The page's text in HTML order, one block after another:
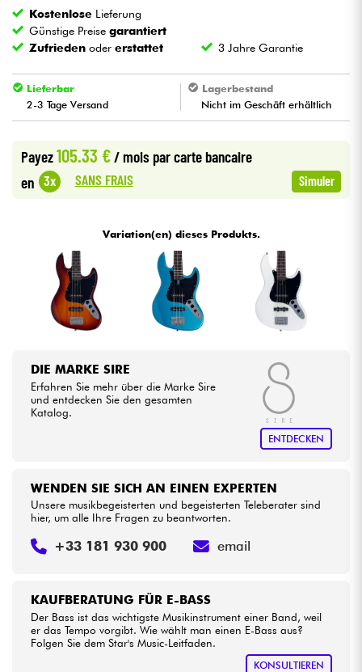
Drums
Violinen & Quartett
Kinder
Bundle
Sehen Sie sich unsere Marken an
Kostenlose Lieferung
Günstige Preisegarantiert
Zufrieden odererstattet 3 Jahre Garantie
Lieferbar
2-3 Tage Versand
Lagerbestand
Nicht im Geschäft erhältlich
Payez105.33 €/ mois par carte bancaire
en 3x SANS FRAIS Simuler
Variation(en) dieses Produkts.
DIE MARKE SIRE
Erfahren Sie mehr über die Marke Sire
und entdecken Sie den gesamten
Katalog.
ENTDECKEN
KAUFBERATUNG FÜR E-BASS
Der Bass ist das wichtigste Musikinstrument einer Band, weil
er das Tempo vorgibt. Wie wählt man einen E-Bass aus?
Folgen Sie dem Star's Music-Leitfaden.
KONSULTIEREN
WENDEN SIE SICH AN EINEN EXPERTEN
Unsere musikbegeisterten und begeisterten Teleberater sind
hier, um alle Ihre Fragen zu beantworten.
+33 181 930 900 email